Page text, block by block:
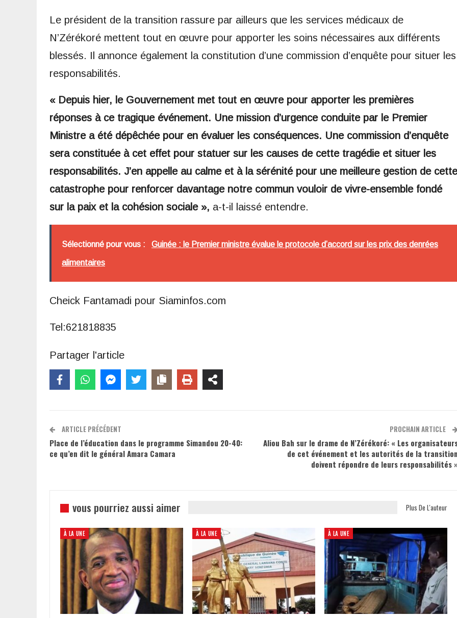
Le président de la transition rassure par ailleurs que les services médicaux de
N’Zérékoré mettent tout en œuvre pour apporter les soins nécessaires aux différents
blessés. Il annonce également la constitution d’une commission d’enquête pour situer les
responsabilités.
« Depuis hier, le Gouvernement met tout en œuvre pour apporter les premières
réponses à ce tragique événement. Une mission d’urgence conduite par le Premier
Ministre a été dépêchée pour en évaluer les conséquences. Une commission d’enquête
sera constituée à cet effet pour statuer sur les causes de cette tragédie et situer les
responsabilités. J’en appelle au calme et à la sérénité pour une meilleure gestion de cette
catastrophe pour renforcer davantage notre commun vouloir de vivre-ensemble fondé
sur la paix et la cohésion sociale », a-t-il laissé entendre.
Sélectionné pour vous : Guinée : le Premier ministre évalue le protocole d’accord sur les prix des denrées
alimentaires
Cheick Fantamadi pour Siaminfos.com
Tel:621818835
Partager l'article
ARTICLE PRÉCÉDENT
Place de l’éducation dans le programme Simandou 20-40:
ce qu’en dit le général Amara Camara
PROCHAIN ARTICLE
Aliou Bah sur le drame de N’Zérékoré: « Les
de cet événement et les autorités de la transition
doivent répondre de leurs responsabilités »
vous pourriez aussi aimer Plus De L'auteur
À LA UNE À LA UNE À LA UNE